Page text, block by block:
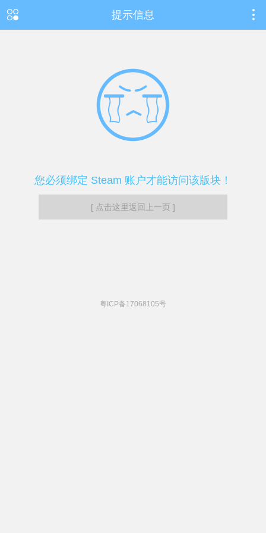
提示信息
您必须绑定 Steam 账户才能访问该版块！
[ 点击这里返回上一页 ]
粤ICP备17068105号